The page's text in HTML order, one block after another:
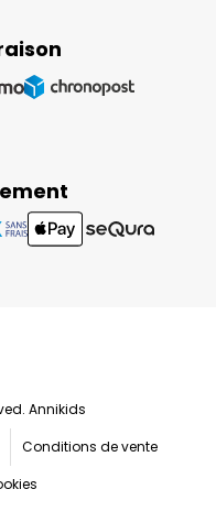
Annikids
Conditions de vente